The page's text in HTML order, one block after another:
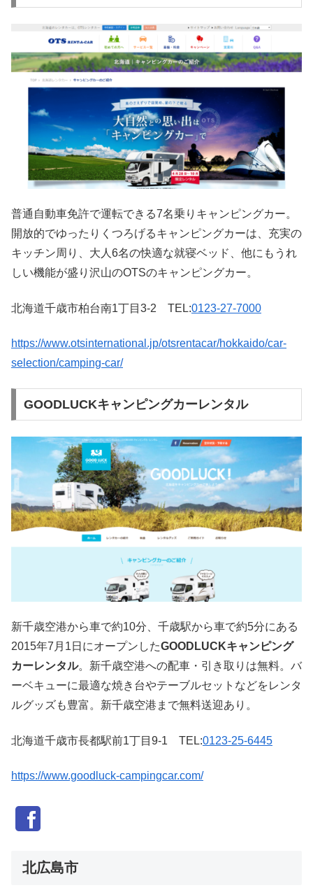
普通自動車免許で運転できる7名乗りキャンピングカー。
開放的でゆったりくつろげるキャンピングカーは、充実の
キッチン周り、大人6名の快適な就寝ベッド、他にもうれ
しい機能が盛り沢山のOTSのキャンピングカー。
北海道千歳市柏台南1丁目3-2 TEL:0123-27-7000
https://www.otsinternational.jp/otsrentacar/hokkaido/car-
selection/camping-car/
GOODLUCKキャンピングカーレンタル
新千歳空港から車で約10分、千歳駅から車で約5分にある
2015年7月1日にオープンしたGOODLUCKキャンピング
カーレンタル。新千歳空港への配車・引き取りは無料。バ
ーベキューに最適な焼き台やテーブルセットなどをレンタ
ルグッズも豊富。新千歳空港まで無料送迎あり。
北海道千歳市長都駅前1丁目9-1 TEL:0123-25-6445
https://www.goodluck-campingcar.com/
北広島市